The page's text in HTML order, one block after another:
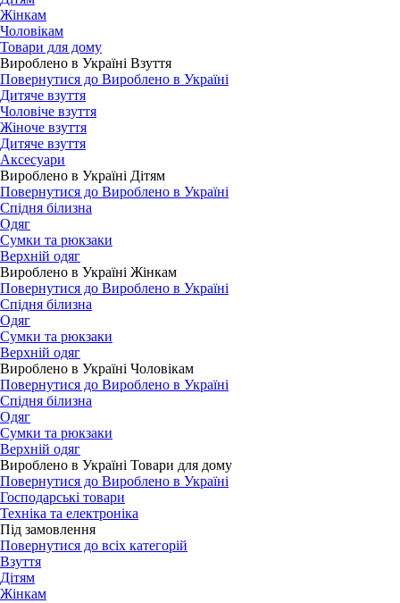
Жінкам
Чоловікам
Товари для дому
Вироблено в Україні Взуття
Повернутися до Вироблено в Україні
Дитяче взуття
Чоловіче взуття
Жіноче взуття
Дитяче взуття
Аксесуари
Вироблено в Україні Дітям
Повернутися до Вироблено в Україні
Спідня білизна
Одяг
Сумки та рюкзаки
Верхній одяг
Вироблено в Україні Жінкам
Повернутися до Вироблено в Україні
Спідня білизна
Одяг
Сумки та рюкзаки
Верхній одяг
Вироблено в Україні Чоловікам
Повернутися до Вироблено в Україні
Спідня білизна
Одяг
Сумки та рюкзаки
Верхній одяг
Вироблено в Україні Товари для дому
Повернутися до Вироблено в Україні
Господарські товари
Техніка та електроніка
Під замовлення
Повернутися до всіх категорій
Взуття
Дітям
Жінкам